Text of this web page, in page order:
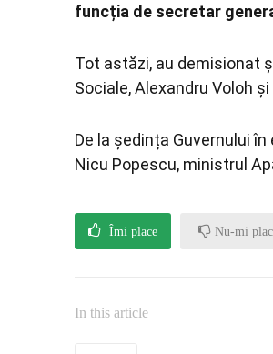
funcția de secretar
Tot astăzi, au demisionat
Sociale, Alexandru Voloh și
De la ședința Guvernului
Nicu Popescu, ministrul
Îmi place Nu-mi
In this article